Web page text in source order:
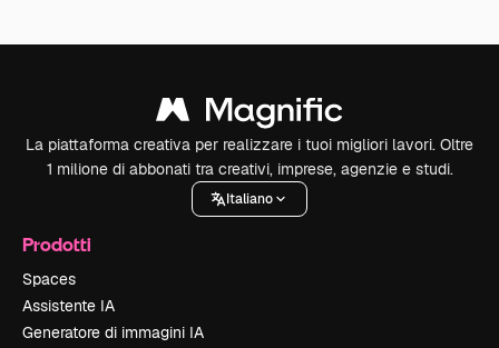
La piattaforma creativa per realizzare i tuoi migliori lavori. Oltre
1 milione di abbonati tra creativi, imprese, agenzie e studi.
Italiano
Prodotti
Spaces
Assistente IA
Generatore di immagini IA